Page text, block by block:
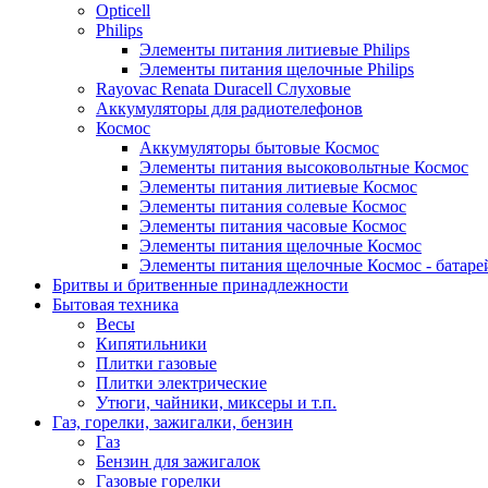
Opticell
Philips
Элементы питания литиевые Philips
Элементы питания щелочные Philips
Rayovac Renata Duracell Слуховые
Аккумуляторы для радиотелефонов
Космос
Аккумуляторы бытовые Космос
Элементы питания высоковольтные Космос
Элементы питания литиевые Космос
Элементы питания солевые Космос
Элементы питания часовые Космос
Элементы питания щелочные Космос
Элементы питания щелочные Космос -
Бритвы и бритвенные принадлежности
Бытовая техника
Весы
Кипятильники
Плитки газовые
Плитки электрические
Утюги, чайники, миксеры и т.п.
Газ, горелки, зажигалки, бензин
Газ
Бензин для зажигалок
Газовые горелки